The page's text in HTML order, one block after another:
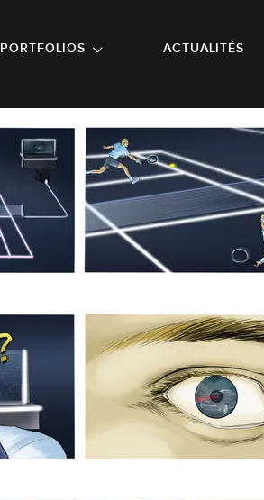
PORTFOLIOS
ACTUALITÉS